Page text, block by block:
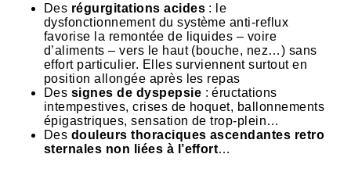
Des régurgitations acides : le
dysfonctionnement du système anti-reflux
favorise la remontée de liquides – voire
d’aliments – vers le haut (bouche, nez…) sans
effort particulier. Elles surviennent surtout en
position allongée après les repas
Des signes de dyspepsie : éructations
intempestives, crises de hoquet, ballonnements
épigastriques, sensation de trop-plein…
Des douleurs thoraciques ascendantes retro
sternales non liées à l’effort…